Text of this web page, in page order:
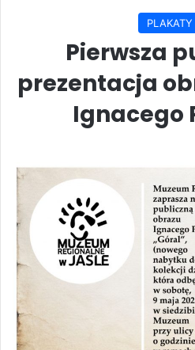
PLAKATY
Pierwsza
prezentacja
Ignacego